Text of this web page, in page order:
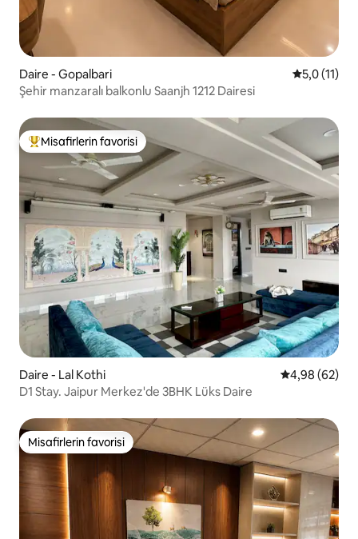
Daire - Gopalbari 55,0 (11)
Şehir manzaralı balkonlu Saanjh 1212 Dairesi
Misafirlerin favorilerinden en beğenilenler arasında
Misafirlerin favorisi
Daire - Lal Kothi 5 üzerinden
4,98 (62)
D1 Stay. Jaipur Merkez'de 3BHK Lüks Daire
Misafirlerin favorisi
Misafirlerin favorisi